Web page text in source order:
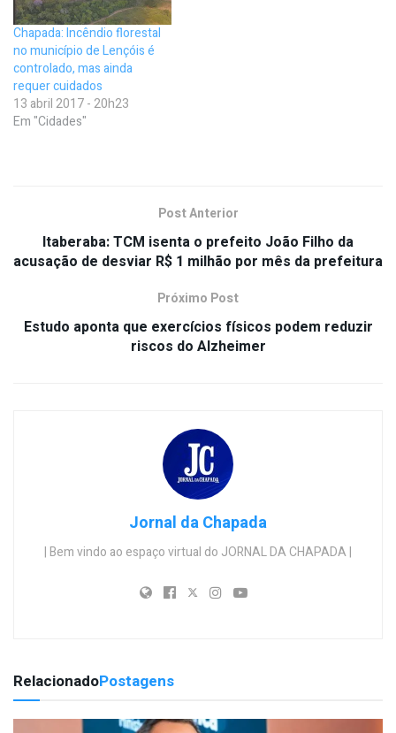
Chapada: Incêndio florestal
no município de Lençóis é
controlado, mas ainda
requer cuidados
13 abril 2017 - 20h23
Em "Cidades"
Post Anterior
Itaberaba: TCM isenta o prefeito João Filho da
acusação de desviar R$ 1 milhão por mês da prefeitura
Próximo Post
Estudo aponta que exercícios físicos podem reduzir
riscos do Alzheimer
Jornal da Chapada
| Bem vindo ao espaço virtual do JORNAL DA CHAPADA |
RelacionadoPostagens